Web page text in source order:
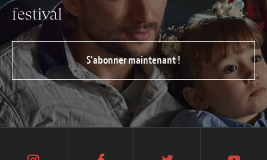
festival
S’abonner maintenant !